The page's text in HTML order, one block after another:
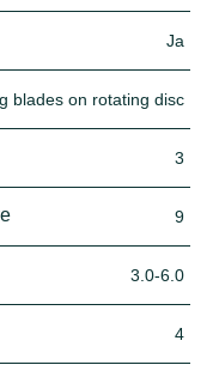
Ja
blades on rotating disc
3
9
3.0-6.0
4